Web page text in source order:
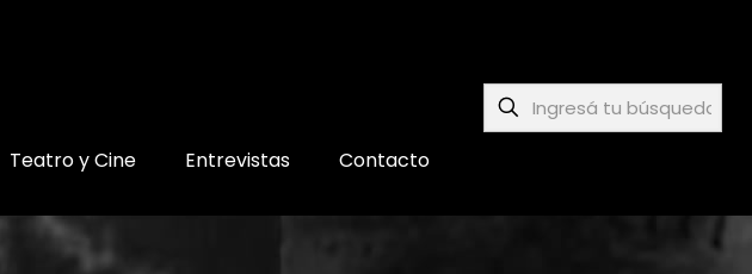
Teatro y Cine Entrevistas Contacto